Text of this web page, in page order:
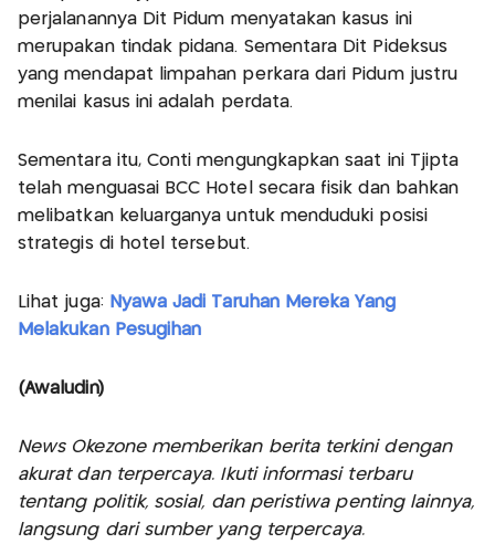
perjalanannya Dit Pidum menyatakan kasus ini
merupakan tindak pidana. Sementara Dit Pideksus
yang mendapat limpahan perkara dari Pidum justru
menilai kasus ini adalah perdata.
Sementara itu, Conti mengungkapkan saat ini Tjipta
telah menguasai BCC Hotel secara fisik dan bahkan
melibatkan keluarganya untuk menduduki posisi
strategis di hotel tersebut.
Lihat juga: Nyawa Jadi Taruhan Mereka Yang
Melakukan Pesugihan
(Awaludin)
News Okezone memberikan berita terkini dengan
akurat dan terpercaya. Ikuti informasi terbaru
tentang politik, sosial, dan peristiwa penting lainnya,
langsung dari sumber yang terpercaya.